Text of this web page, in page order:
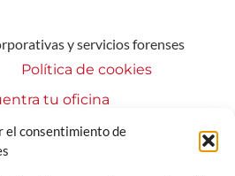
el consentimiento de
y servicios forenses
Política de cookies
tu oficina
derechos reservados